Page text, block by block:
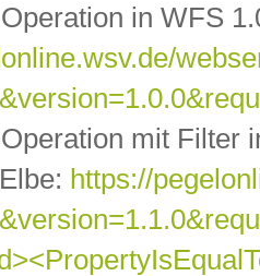
in WFS
mit Filter
https://